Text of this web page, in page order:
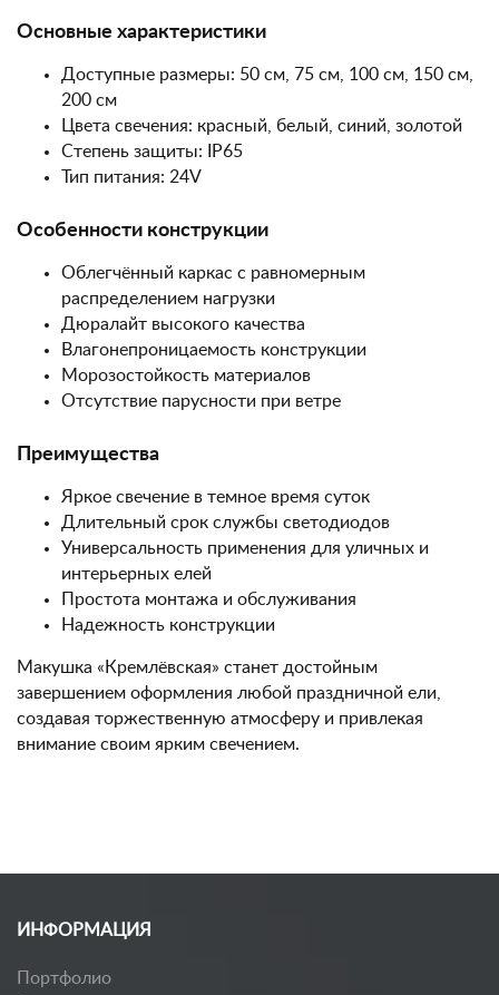
Основные характеристики
Доступные размеры: 50 см, 75 см, 100 см, 150 см,
200 см
Цвета свечения: красный, белый, синий, золотой
Степень защиты: IP65
Тип питания: 24V
Особенности конструкции
Облегчённый каркас с равномерным
распределением нагрузки
Дюралайт высокого качества
Влагонепроницаемость конструкции
Морозостойкость материалов
Отсутствие парусности при ветре
Преимущества
Яркое свечение в темное время суток
Длительный срок службы светодиодов
Универсальность применения для уличных и
интерьерных елей
Простота монтажа и обслуживания
Надежность конструкции
Макушка «Кремлёвская» станет достойным
завершением оформления любой праздничной ели,
создавая торжественную атмосферу и привлекая
внимание своим ярким свечением.
ИНФОРМАЦИЯ
Портфолио